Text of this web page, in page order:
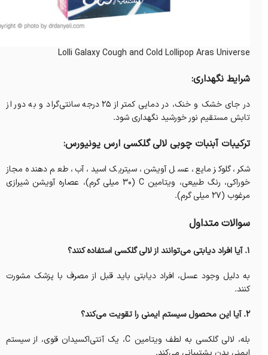
Lolli Galaxy Cough and Cold Lollipop Aras Universe
شرایط نگهداری:
در جای خشک و خنک، در دمایی کمتر از 25 درجه سانتی‌گراد و به دور از
تابش مستقیم نور خورشید نگهداری شود.
ترکیبات آبنبات چوبی لالی گلکسی ارس یونیورس:
شکر، گلوکز مایع، عسل آویشن، سیتریک اسید، آب، طعم دهنده مجاز
خوراکی، رنگ طبیعی، ویتامین C (30 میلی گرم)، عصاره آویشن شیرازی
مرغوب (27 میلی گرم).
سوالات متداول
۱. آیا افراد دیابتی می‌توانند از لالی گلکسی استفاده کنند؟
به دلیل وجود عسل، افراد دیابتی باید قبل از مصرف با پزشک مشورت
کنند.
۲. آیا این محصول سیستم ایمنی را تقویت می‌کند؟
بله، لالی گلکسی به لطف ویتامین C، یک آنتی‌اکسیدان قوی، از سیستم